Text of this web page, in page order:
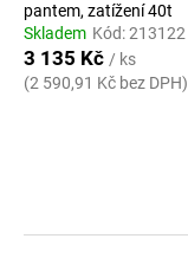
pantem, zatížení 40t
Skladem Kód:213122
3 135 Kč / ks
(2 590,91 Kč bez DPH)